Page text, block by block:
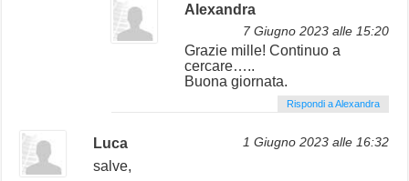
Alexandra
7 Giugno 2023 alle 15:20
Grazie mille! Continuo a
cercare…..
Buona giornata.
Rispondi a Alexandra
Luca 1 Giugno 2023 alle 16:32
salve,